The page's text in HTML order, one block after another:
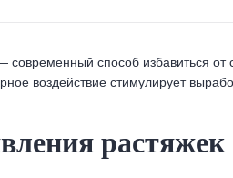
способ избавиться от
воздействие стимулирует
растяжек